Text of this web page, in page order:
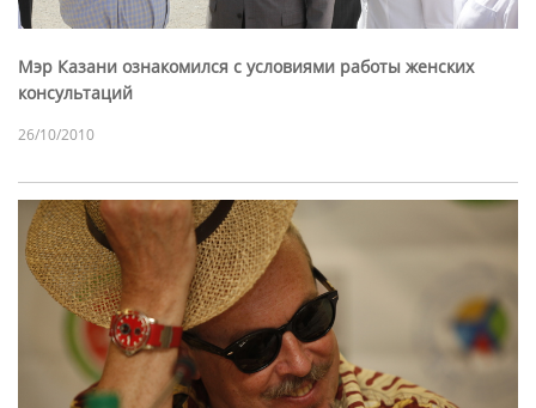
Мэр Казани ознакомился с условиями работы женских
консультаций
26/10/2010